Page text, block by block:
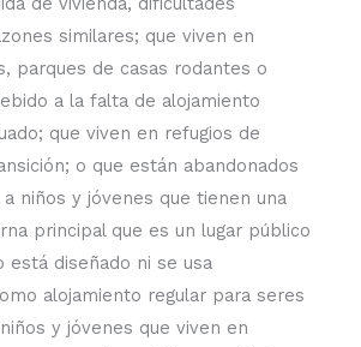
similares; que viven en
parques de casas rodantes o
a la falta de alojamiento
que viven en refugios de
o que están abandonados
niños y jóvenes que tienen una
principal que es un lugar público
está diseñado ni se usa
alojamiento regular para seres
y jóvenes que viven en